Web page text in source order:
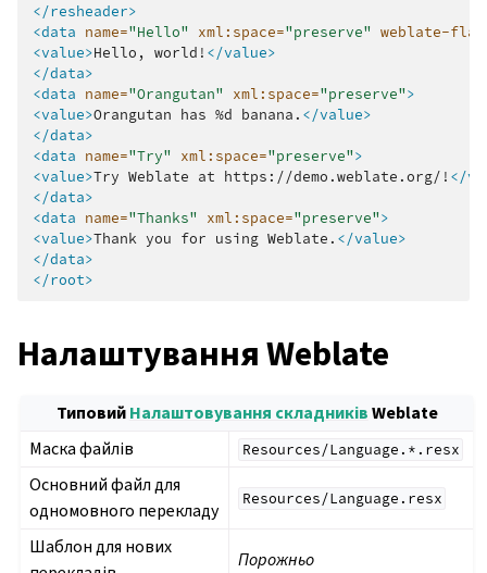
</resheader>
<data name="Hello" xml:space="preserve" weblate-
<value>Hello, world! </value>
</data>
<data name="Orangutan" xml:space="preserve">
<value>Orangutan has %d banana. </value>
</data>
<data name="Try" xml:space="preserve">
<value>Try Weblate at https://demo.weblate.org/! </
</data>
<data name="Thanks" xml:space="preserve">
<value>Thank you for using Weblate. </value>
</data>
</root>
Налаштування Weblate
ТиповийНалаштовування складниківWeblate
Маска файлів
Resources/Language.*.resx
Основний файл для
одномовного перекладу
Resources/Language.resx
Шаблон для нових
Порожньо